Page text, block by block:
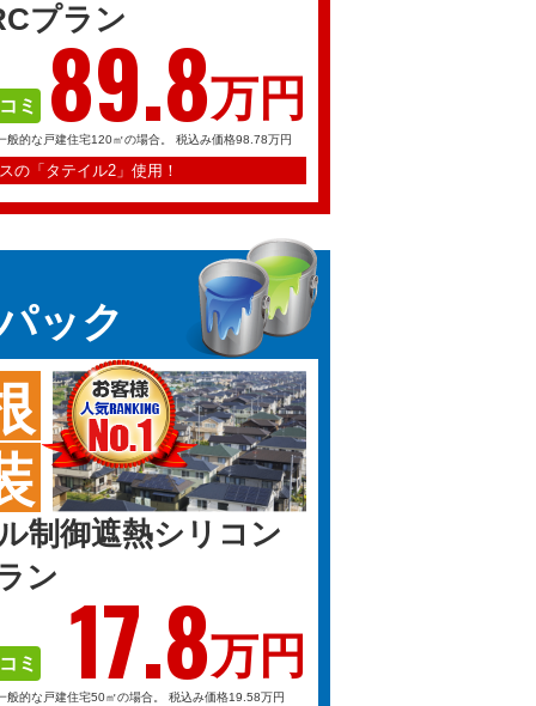
プラン
ミ 89.8万円
般的な戸建住宅120㎡の場合。 税込み価格98.78万円
の「タテイル2」使用！
ック
制御遮熱シリコン
ン
ミ 17.8万円
般的な戸建住宅50㎡の場合。 税込み価格19.58万円